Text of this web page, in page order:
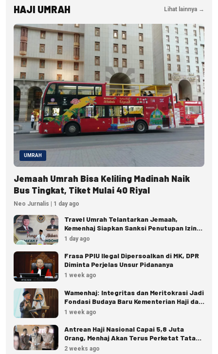
HAJI UMRAH Lihat lainnya →
UMRAH
Jemaah Umrah Bisa Keliling Madinah Naik
Bus Tingkat, Tiket Mulai 40 Riyal
Neo Jurnalis | 1 day ago
Travel Umrah Telantarkan Jemaah,
Kemenhaj Siapkan Sanksi Penutupan Izin
hingga Pidana
1 day ago
Frasa PPIU Ilegal Dipersoalkan di MK, DPR
Diminta Perjelas Unsur Pidananya
1 week ago
Wamenhaj: Integritas dan Meritokrasi Jadi
Fondasi Budaya Baru Kementerian Haji dan
Umrah
1 week ago
Antrean Haji Nasional Capai 5,8 Juta
Orang, Menhaj Akan Terus Perketat Tata
Kelola
2 weeks ago